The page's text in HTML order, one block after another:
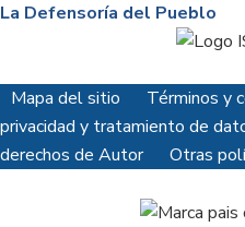
La Defensoría del Pueblo
Mapa del sitio Términos y
privacidad y tratamiento de
derechos de Autor
Otras